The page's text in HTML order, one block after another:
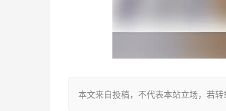
本文来自投稿，不代表本站立场，若